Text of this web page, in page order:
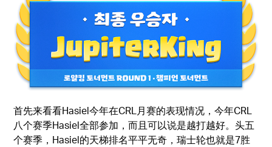
首先来看看Hasiel今年在CRL月赛的表现情况，今年CRL
八个赛季Hasiel全部参加，而且可以说是越打越好。头五
个赛季，Hasiel的天梯排名平平无奇，瑞士轮也就是7胜